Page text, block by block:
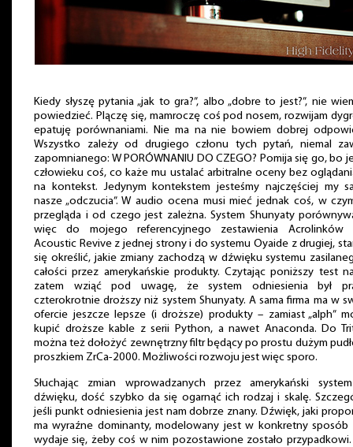
Kiedy słyszę pytania „jak to gra?”, albo „dobre to jest?”, nie
powiedzieć. Plączę się, mamroczę coś pod nosem, rozwijam
epatuję porównaniami. Nie ma na nie bowiem dobrej
Wszystko zależy od drugiego członu tych pytań, niemal
zapomnianego: W PORÓWNANIU DO CZEGO? Pomija się go, bo
człowieku coś, co każe mu ustalać arbitralne oceny bez
na kontekst. Jedynym kontekstem jesteśmy najczęściej my
nasze „odczucia”. W audio ocena musi mieć jednak coś, w
przegląda i od czego jest zależna. System Shunyaty
więc do mojego referencyjnego zestawienia Acrolinków
Acoustic Revive z jednej strony i do systemu Oyaide z drugiej,
się określić, jakie zmiany zachodzą w dźwięku systemu
całości przez amerykańskie produkty. Czytając poniższy test
zatem wziąć pod uwagę, że system odniesienia był
czterokrotnie droższy niż system Shunyaty. A sama firma ma w
ofercie jeszcze lepsze (i droższe) produkty – zamiast „alph”
kupić droższe kable z serii Python, a nawet Anaconda. Do
można też dołożyć zewnętrzny filtr będący po prostu dużym
proszkiem ZrCa-2000. Możliwości rozwoju jest więc sporo.
Słuchając zmian wprowadzanych przez amerykański
dźwięku, dość szybko da się ogarnąć ich rodzaj i skalę.
jeśli punkt odniesienia jest nam dobrze znany. Dźwięk, jaki
ma wyraźne dominanty, modelowany jest w konkretny sposób
wydaje się, żeby coś w nim pozostawione zostało przypadkowi.